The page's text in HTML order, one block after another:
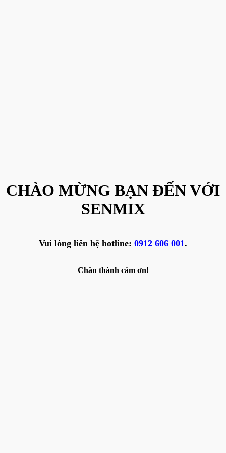
CHÀO MỪNG BẠN ĐẾN VỚI
SENMIX
Vui lòng liên hệ hotline: 0912 606 001.
Chân thành cảm ơn!